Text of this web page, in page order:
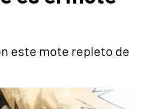
este mote repleto de